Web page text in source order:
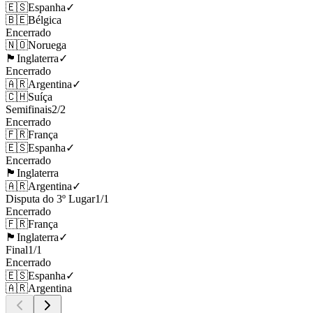
🇪🇸Espanha✓
🇧🇪Bélgica
Encerrado
🇳🇴Noruega
🏴󠁧󠁢󠁥󠁮󠁧󠁿 Inglaterra✓
Encerrado
🇦🇷Argentina✓
🇨🇭Suíça
Semifinais2/2
Encerrado
🇫🇷França
🇪🇸Espanha✓
Encerrado
🏴󠁧󠁢󠁥󠁮󠁧󠁿 Inglaterra
🇦🇷Argentina✓
Disputa do 3º Lugar1/1
Encerrado
🇫🇷França
🏴󠁧󠁢󠁥󠁮󠁧󠁿 Inglaterra✓
Final1/1
Encerrado
🇪🇸Espanha✓
🇦🇷Argentina